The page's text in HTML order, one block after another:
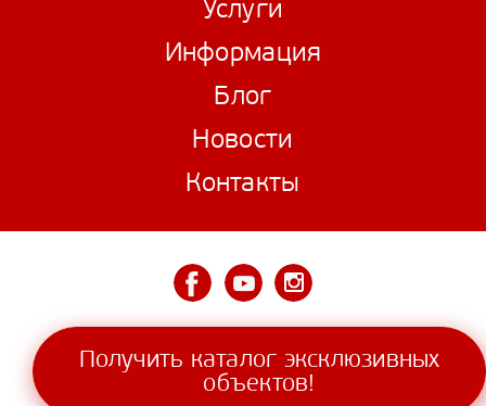
Услуги
Информация
Блог
Новости
Контакты
Получить каталог эксклюзивных
объектов!